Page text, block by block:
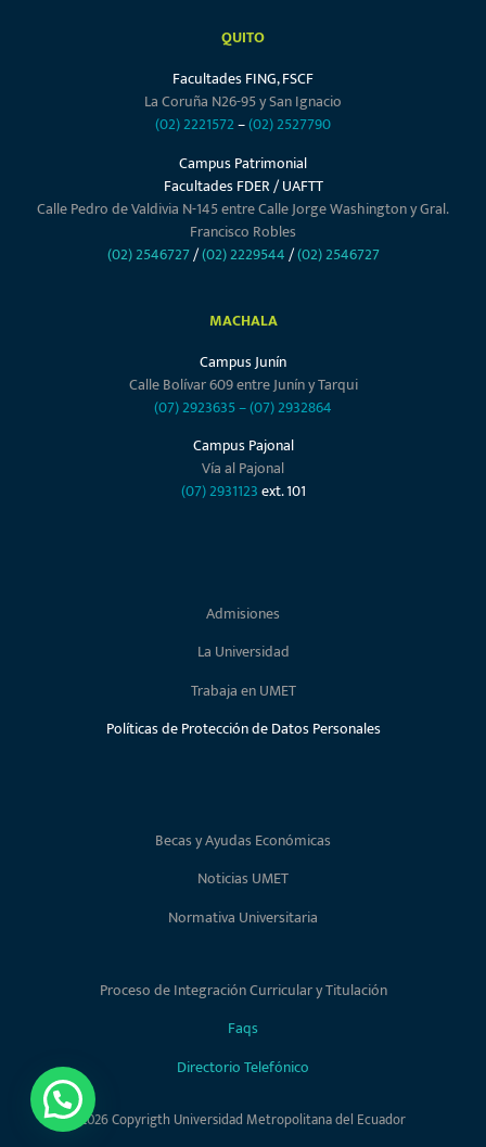
QUITO
Facultades FING, FSCF
La Coruña N26-95 y San Ignacio
(02) 2221572–(02) 2527790
Campus Patrimonial
Facultades FDER / UAFTT
Calle Pedro de Valdivia N-145 entre Calle Jorge Washington y Gral.
Francisco Robles
(02) 2546727/(02) 2229544/(02) 2546727
MACHALA
Campus Junín
Calle Bolívar 609 entre Junín y Tarqui
(07) 2923635–(07) 2932864
Campus Pajonal
Vía al Pajonal
(07) 2931123ext. 101
Admisiones
La Universidad
Trabaja en UMET
Políticas de Protección de Datos Personales
Becas y Ayudas Económicas
Noticias UMET
Normativa Universitaria
Proceso de Integración Curricular y Titulación
Faqs
Directorio Telefónico
2026 Copyrigth Universidad Metropolitana del Ecuador